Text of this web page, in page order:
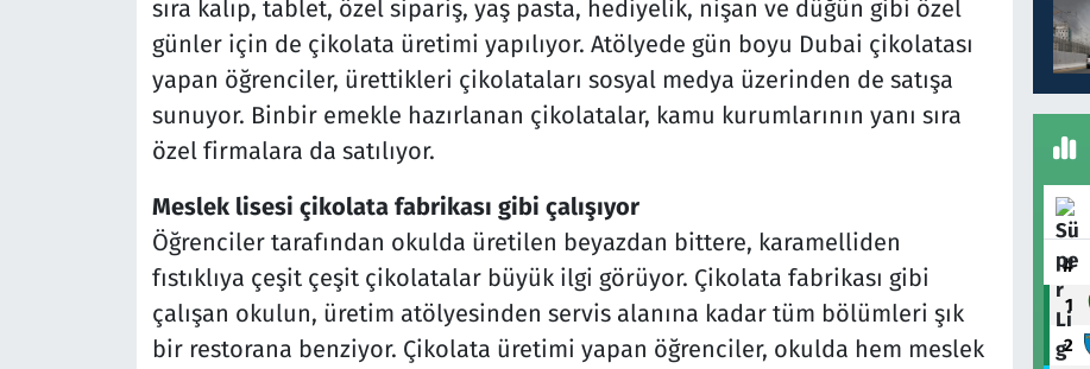
sıra kalıp, tablet, özel sipariş, yaş pasta, hediyelik, nişan ve düğün gibi özel
günler için de çikolata üretimi yapılıyor. Atölyede gün boyu Dubai çikolatası
yapan öğrenciler, ürettikleri çikolataları sosyal medya üzerinden de satışa
sunuyor. Binbir emekle hazırlanan çikolatalar, kamu kurumlarının yanı sıra
özel firmalara da satılıyor.
Meslek lisesi çikolata fabrikası gibi çalışıyor
Öğrenciler tarafından okulda üretilen beyazdan bittere, karamelliden
fıstıklıya çeşit çeşit çikolatalar büyük ilgi görüyor. Çikolata fabrikası gibi
çalışan okulun, üretim atölyesinden servis alanına kadar tüm bölümleri şık
bir restorana benziyor. Çikolata üretimi yapan öğrenciler, okulda hem meslek
#
1
2